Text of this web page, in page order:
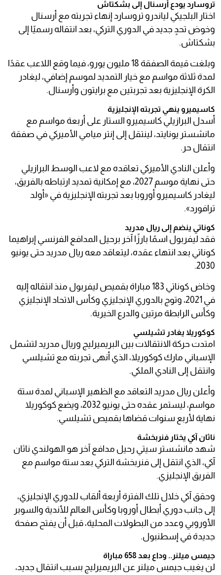
تروسارد يودع أرسنال إلى بشكتاش
اختار البلجيكي لياندرو تروسارد إنهاء تجربته مع أرسنال
وخوض تحدٍ جديد في الدوري التركي، بعد انتقاله رسميًا إلى
بشكتاش.
وبلغت قيمة الصفقة 18 مليون يورو، فيما وقع اللاعب عقدًا
لمدة ثلاثة مواسم مع خيار التمديد لموسم إضافي، ليغادر
الكرة الإنجليزية بعد تجربتين مع برايتون وأرسنال.
كاسيميرو ينهي تجربته الإنجليزية
أسدل البرازيلي كاسيميرو الستار على أربعة مواسم مع
مانشستر يونايتد، لينتقل إلى إنتر ميامي الأميركي في صفقة
انتقال حر.
وأعلن النادي الأميركي تعاقده مع لاعب الوسط البرازيلي
حتى نهاية موسم 2027، مع إمكانية تمديد ارتباطه بالفريق،
ليغادر كاسيميرو أوروبا بعد تجربته الإنجليزية في «أولد
ترافورد».
كوناتي ينضم إلى ريال مدريد
فقد ليفربول اسمًا بارزًا آخر برحيل المدافع الفرنسي إبراهيما
كوناتي بعد انتهاء عقده، ليتعاقد معه ريال مدريد حتى يونيو
2030.
وخاض كوناتي 183 مباراة بقميص ليفربول منذ انتقاله إليه
في 2021، وتوج بالدوري الإنجليزي وكأس الاتحاد الإنجليزي
وكأس الرابطة مرتين والدرع الخيرية.
كوكوريلا يغادر تشيلسي
امتدت حركة الانتقالات بين البريميرليج وريال مدريد لتشمل
الإسباني مارك كوكوريلا، الذي أنهى تجربته مع تشيلسي
وانتقل إلى النادي الملكي.
وأعلن ريال مدريد التعاقد مع الظهير الإسباني لمدة ستة
مواسم، ليستمر عقده حتى يونيو 2032، ويضع كوكوريلا
نهاية لأربع سنوات قضاها بقميص تشيلسي.
ناثان آكي يختار فنربخشة
شهد مانشستر سيتي رحيل مدافع آخر هو الهولندي ناثان
آكي، الذي انتقل إلى فنربخشة التركي بعد ستة مواسم مع
الفريق الإنجليزي.
وحقق آكي خلال تلك الفترة أربعة ألقاب للدوري الإنجليزي،
إلى جانب دوري أبطال أوروبا وكأس العالم للأندية والسوبر
الأوروبي وعدد من البطولات المحلية، قبل أن يفتح صفحة
جديدة في إسطنبول.
جيمس ميلنر.. وداع بعد 658 مباراة
لن يغيب جيمس ميلنر عن البريميرليج بسبب انتقال جديد،